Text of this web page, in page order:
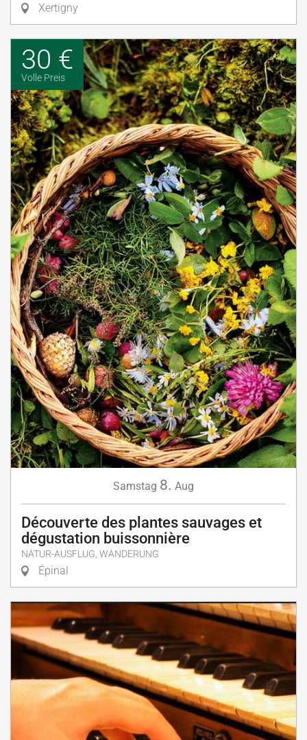
Xertigny
30 €
Volle Preis
Samstag 8. Aug
Découverte des plantes sauvages et
dégustation buissonnière
NATUR-AUSFLUG, WANDERUNG
Épinal